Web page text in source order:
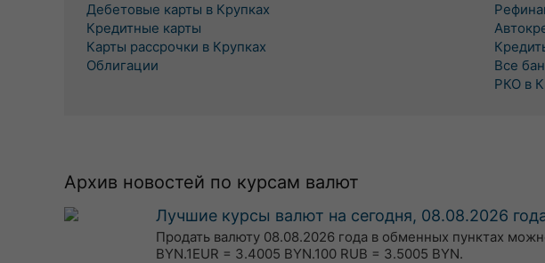
Дебетовые карты в Крупках
Кредитные карты
Карты рассрочки в Крупках
Облигации
Все
РКО в
Архив новостей по курсам валют
Лучшие курсы валют на сегодня, 08.08.2026
Продать валюту 08.08.2026 года в обменных пунктах
BYN.1EUR = 3.4005 BYN.100 RUB = 3.5005 BYN.